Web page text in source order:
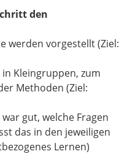
den
werden vorgestellt (Ziel:
Kleingruppen, zum
Methoden (Ziel:
gut, welche Fragen
das in den jeweiligen
Lernen)